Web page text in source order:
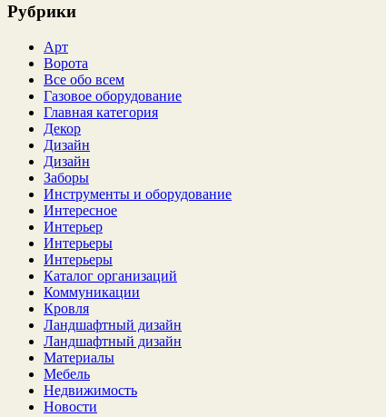
Рубрики
Арт
Ворота
Все обо всем
Газовое оборудование
Главная категория
Декор
Дизайн
Дизайн
Заборы
Инструменты и оборудование
Интересное
Интерьер
Интерьеры
Интерьеры
Каталог организаций
Коммуникации
Кровля
Ландшафтный дизайн
Ландшафтный дизайн
Материалы
Мебель
Недвижимость
Новости